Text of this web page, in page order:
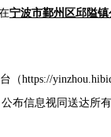
宁波市鄞州区邱隘
（https://
布信息视同送达所